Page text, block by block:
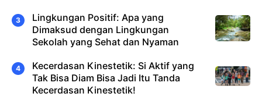
Lingkungan Positif: Apa yang
Dimaksud dengan Lingkungan
Sekolah yang Sehat dan Nyaman
Kecerdasan Kinestetik: Si Aktif yang
Tak Bisa Diam Bisa Jadi Itu Tanda
Kecerdasan Kinestetik!